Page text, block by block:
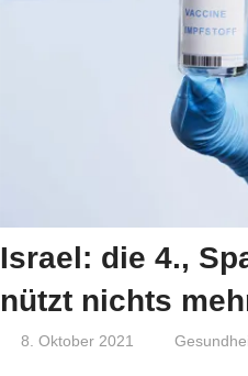
Israel: die 4.,
nützt nichts
8. Oktober 2021 Niki Vogt